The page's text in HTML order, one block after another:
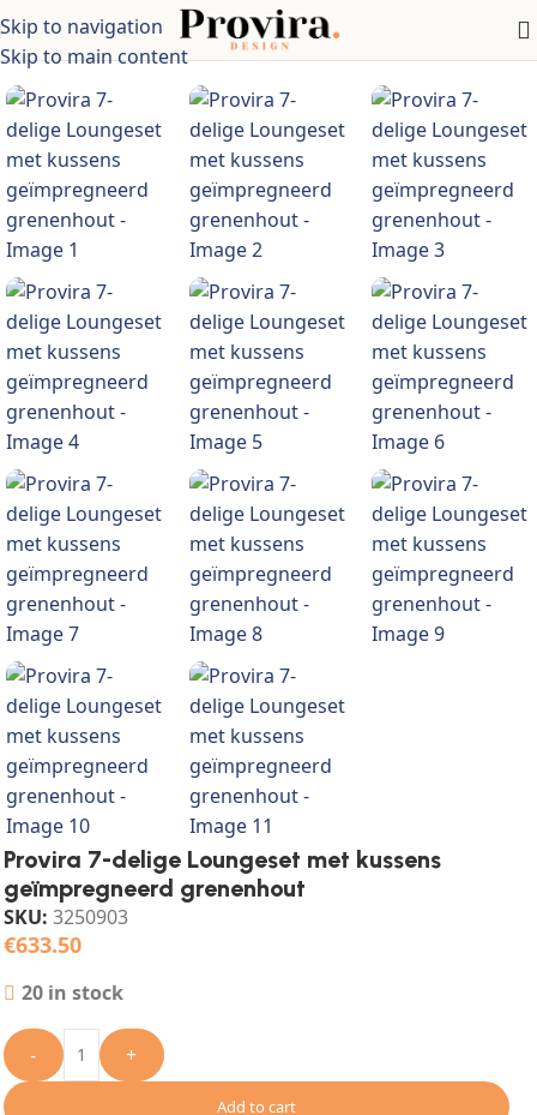
Skip to navigation
Skip to main content
>tuinmeubelen > tuinsets > Geïmpregneerd grenenhout
Provira 7-delige Loungeset met kussens
geïmpregneerd grenenhout
SKU: 3250903
€633.50
20 in stock
- +
Add to cart